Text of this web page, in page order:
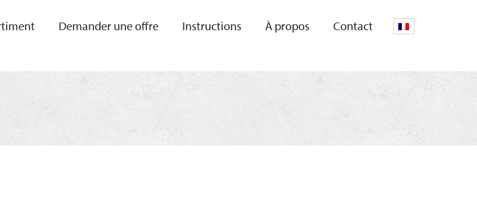
Demander une offre Instructions À propos Contact